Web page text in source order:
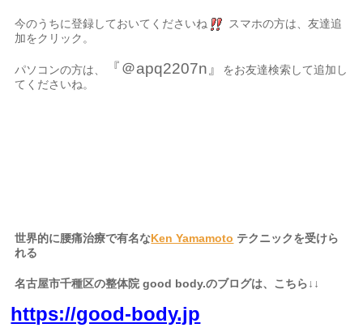
今のうちに登録しておいてくださいね
スマホの方は、友達追
加をクリック。
パソコンの方は、 『＠apq2207n』
をお友達検索して追加し
てくださいね。
世界的に腰痛治療で有名なKen Yamamoto テクニックを受けら
れる
名古屋市千種区の整体院 good body.のブログは、こちら↓↓
https://good-body.jp